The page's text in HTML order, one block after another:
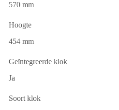
570 mm
Hoogte
454 mm
Geïntegreerde klok
Ja
Soort klok